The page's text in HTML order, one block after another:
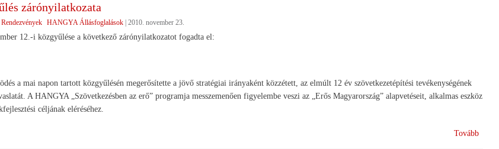
zárónyilatkozata
Rendezvények HANGYA Állásfoglalások 2010. november 23.
12.-i közgyűlése a következő zárónyilatkozatot fogadta el:
a mai napon tartott közgyűlésén megerősítette a jövő stratégiai irányaként közzétett, az elmúlt 12 év szövetkezetépítési tevékenységének
A HANGYA „Szövetkezésben az erő” programja messzemenően figyelembe veszi az „Erős Magyarország” alapvetéseit, alkalmas eszköz
céljának eléréséhez.
Tovább